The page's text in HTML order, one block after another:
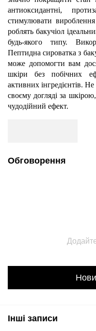
антиоксидантні,
стимулювати
роблять бакучіол
будь-якого типу.
Пептидна сироватка з
може допомогти вам
шкіри без побічних
активних інгредієнтів.
своєму догляді за
чудодійний ефект.
Обговорення
Інші записи